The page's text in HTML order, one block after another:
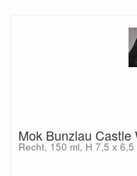
Mok Bunzlau
Recht, 150 ml, H 7,5 x 6,5